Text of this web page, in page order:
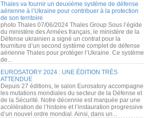
Thales va fournir un deuxième système de défense
aérienne à l’Ukraine pour contribuer à la protection
de son territoire
photo Thales 07/06/2024 Thales Group Sous l’égide
du ministère des Armées français, le ministère de la
Défense ukrainien a signé un contrat pour la
fourniture d’un second système complet de défense
aérienne Thales pour protéger l’Ukraine. Ce système
de...
EUROSATORY 2024 : UNE ÉDITION TRÈS
ATTENDUE
Depuis 27 éditions, le salon Eurosatory accompagne
les mutations mondiales du secteur de la Défense et
de la Sécurité. Notre décennie est marquée par une
accélération de l’histoire et l’instauration progressive
d’un nouvel ordre mondial. Ainsi, dans un...